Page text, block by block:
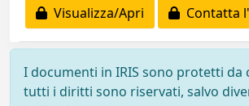
Visualizza/Apri
Contatta
I documenti in IRIS sono protetti da
tutti i diritti sono riservati, salvo